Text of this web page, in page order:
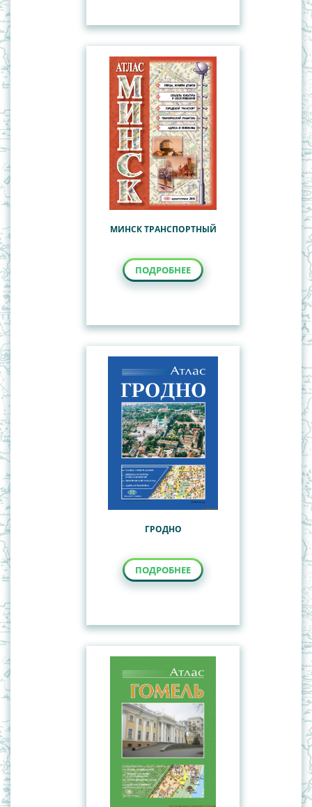
МИНСК ТРАНСПОРТНЫЙ
ПОДРОБНЕЕ
ГРОДНО
ПОДРОБНЕЕ